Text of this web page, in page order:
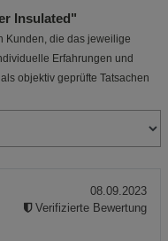
Insulated"
Kunden, die das jeweilige
Erfahrungen und
objektiv geprüfte Tatsachen
08.09.2023
Verifizierte Bewertung